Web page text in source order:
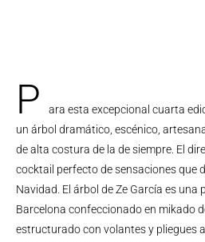
P
ara esta excepcional cuarta
un árbol dramático, escénico,
de alta costura de la de siempre. El
cocktail perfecto de sensaciones que
Navidad. El árbol de Ze García es
Barcelona confeccionado en mikado
estructurado con volantes y pliegues